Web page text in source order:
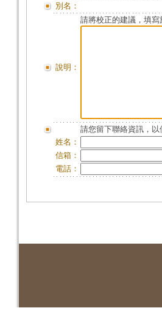
別名：
說明：
請將校正的建議，填寫
請您留下聯絡資訊，
姓名：
信箱：
電話：